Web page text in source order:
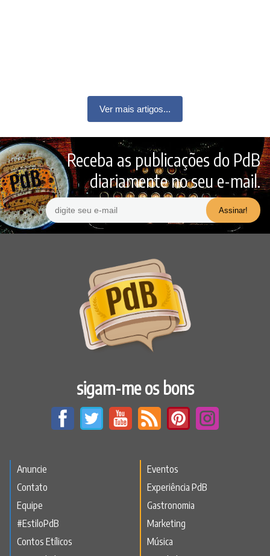
Ver mais artigos...
Receba as publicações do PdB
diariamente no seu e-mail.
sigam-me os bons
Anuncie
Contato
Equipe
#EstiloPdB
Contos Etílicos
Eventos
Experiência PdB
Gastronomia
Marketing
Música